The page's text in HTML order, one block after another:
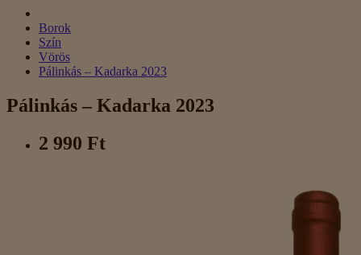
Borok
Szín
Vörös
Pálinkás – Kadarka 2023
Pálinkás – Kadarka 2023
2 990 Ft